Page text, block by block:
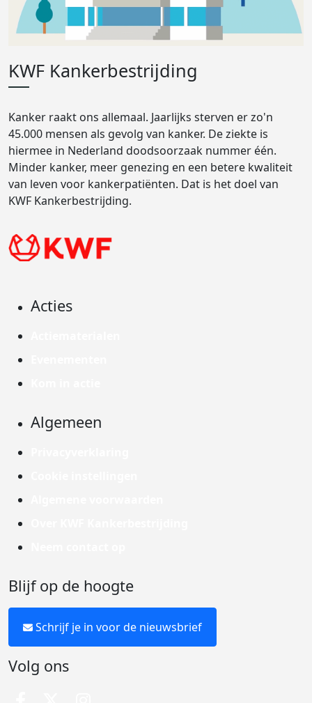
KWF Kankerbestrijding
Kanker raakt ons allemaal. Jaarlijks sterven er zo'n
45.000 mensen als gevolg van kanker. De ziekte is
hiermee in Nederland doodsoorzaak nummer één.
Minder kanker, meer genezing en een betere kwaliteit
van leven voor kankerpatiënten. Dat is het doel van
KWF Kankerbestrijding.
Acties
Algemeen
Blijf op de hoogte
Schrijf je in voor de nieuwsbrief
Volg ons